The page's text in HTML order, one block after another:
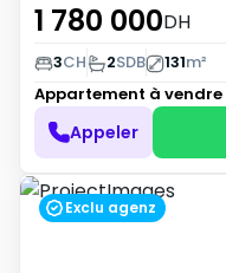
1 780 000DH
3CH 2SDB 131m²
Appartement à vendre
Appeler
Exclu agenz